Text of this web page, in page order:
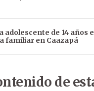
adolescente de 14 años
familiar en Caazapá
de